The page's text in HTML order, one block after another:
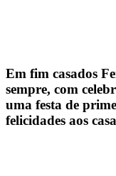
Em fim casados
sempre, com
uma festa de
felicidades aos